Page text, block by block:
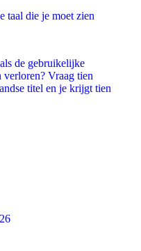
taal die je moet zien
de gebruikelijke
Vraag tien
titel en je krijgt tien